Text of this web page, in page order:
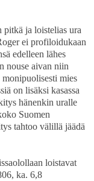
pitkä ja loistelias ura
ei profiloidukaan
edelleen lähes
nouse aivan niin
mies
on lisäksi kasassa
hänenkin uralle
Suomen
tahtoo välillä jäädä
loistavat
ka. 6,8